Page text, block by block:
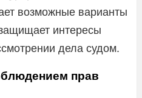
возможные варианты
интересы
дела судом.
прав